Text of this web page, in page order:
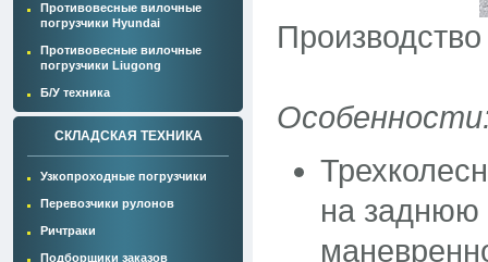
Противовесные вилочные
погрузчики Hyundai
Противовесные вилочные
погрузчики Liugong
Б/У техника
СКЛАДСКАЯ ТЕХНИКА
Узкопроходные погрузчики
Перевозчики рулонов
Ричтраки
Подборщики заказов
на заднюю